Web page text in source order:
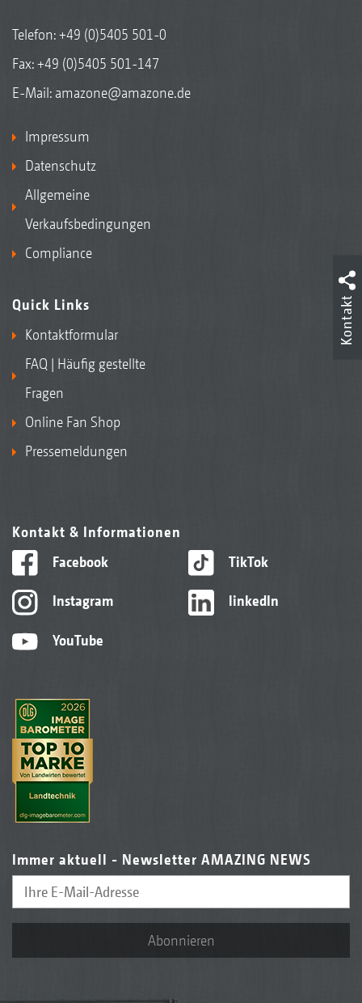
Telefon:+49 (0)5405 501-0
Fax: +49 (0)5405 501-147
E-Mail: amazone@amazone.de
Impressum
Datenschutz
Allgemeine
Verkaufsbedingungen
Compliance
Quick Links
Kontaktformular
FAQ | Häufig gestellte
Fragen
Online Fan Shop
Pressemeldungen
Kontakt & Informationen
Facebook
Instagram
YouTube
TikTok
linkedIn
Immer aktuell - Newsletter AMAZING NEWS
Abonnieren
Kontakt